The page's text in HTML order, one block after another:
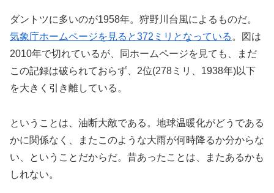
ダントツに多いのが1958年。狩野川台風によるものだ。
気象庁ホームページを見ると372ミリとなっている 。図は
2010年で切れているが、同ホームページを見ても、まだ
この記録は破られておらず、2位(278ミリ、1938年)以下
を大きく引き離している。
ということは、油断大敵である。地球温暖化がどうである
かに関係なく、またこのような大雨が何時降るか分からな
い、ということだからだ。昔あったことは、またあるかも
しれない。